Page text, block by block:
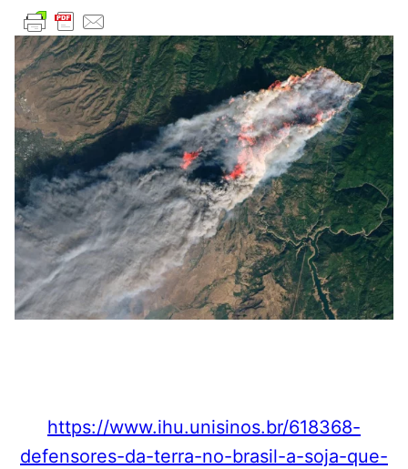
https://www.ihu.unisinos.br/618368-
defensores-da-terra-no-brasil-a-soja-que-